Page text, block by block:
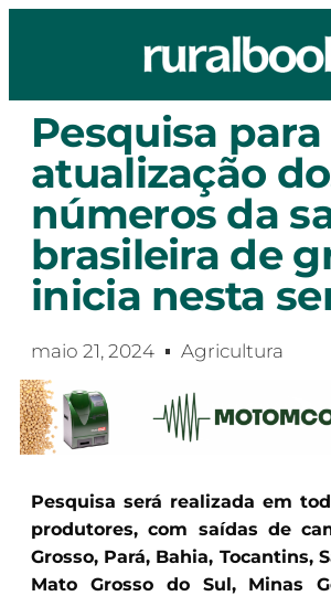
Pesquisa para
atualização
números da
brasileira de
inicia nesta
maio 21, 2024 Agricultura
Pesquisa será realizada em
produtores, com saídas de
Grosso, Pará, Bahia, Tocantins,
Mato Grosso do Sul, Minas